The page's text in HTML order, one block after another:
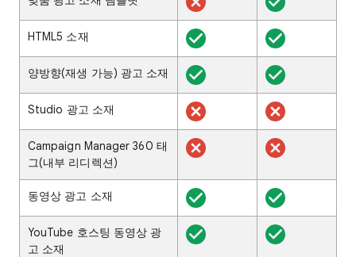
HTML5 소재
양방향(재생 가능) 광고 소재
Studio 광고 소재
Campaign Manager 360 태
그(내부 리디렉션)
동영상 광고 소재
YouTube 호스팅 동영상 광
고 소재